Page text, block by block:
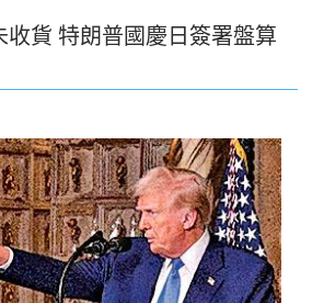
收貨 特朗普國慶日簽署盤算